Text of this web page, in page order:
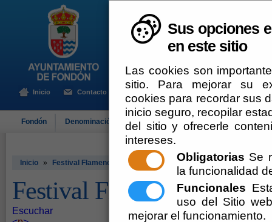
Sus opciones
en este sitio
Las cookies son
sitio. Para mejorar su
cookies para recordar sus
inicio seguro, recopilar
del sitio y ofrecerle
intereses.
Obligatorias Se
la funcionalidad
Funcionales
uso del Sitio
mejorar el funcionamiento.
Inicio Contacto
Fondón Denominación de Origen El Ayuntamiento Turismo
Inicio » Festival Flamenco
Festival Flamenco
Escuchar